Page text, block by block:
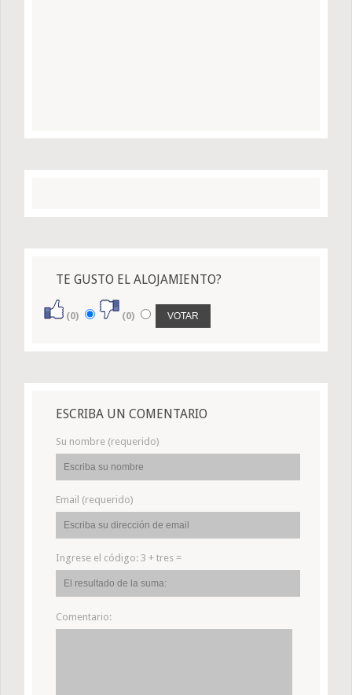
TE GUSTO EL ALOJAMIENTO?
(0) (0)
ESCRIBA UN COMENTARIO
Su nombre (requerido)
Email (requerido)
Ingrese el código: 3 + tres =
Comentario: